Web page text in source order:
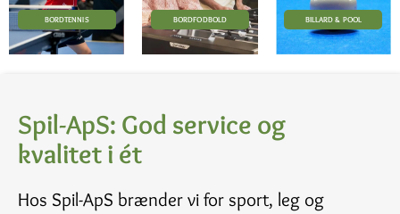
BORDTENNIS BORDFODBOLD BILLARD & POOL
Spil-ApS: God service og
kvalitet i ét
Hos Spil-ApS brænder vi for sport, leg og